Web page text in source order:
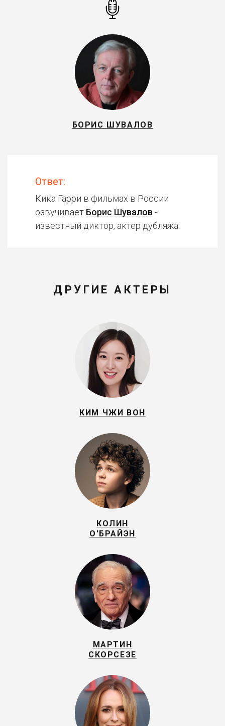
БОРИС ШУВАЛОВ
Ответ:
Кика Гарри в фильмах в России
озвучивает Борис Шувалов -
известный диктор, актер дубляжа.
ДРУГИЕ АКТЕРЫ
КИМ ЧЖИ ВОН
КОЛИН
О'БРАЙЭН
МАРТИН
СКОРСЕЗЕ